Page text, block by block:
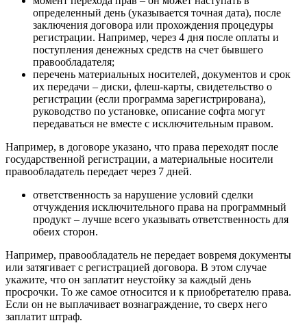
определенный день (указывается точная дата), после
заключения договора или прохождения процедуры
регистрации. Например, через 4 дня после оплаты и
поступления денежных средств на счет бывшего
правообладателя;
перечень материальных носителей, документов и срок
их передачи – диски, флеш-карты, свидетельство о
регистрации (если программа зарегистрирована),
руководство по установке, описание софта могут
передаваться не вместе с исключительным правом.
Например, в договоре указано, что права переходят после
государственной регистрации, а материальные носители
правообладатель передает через 7 дней.
ответственность за нарушение условий сделки
отчуждения исключительного права на программный
продукт – лучше всего указывать ответственность для
обеих сторон.
Например, правообладатель не передает вовремя документы
или затягивает с регистрацией договора. В этом случае
укажите, что он заплатит неустойку за каждый день
просрочки. То же самое относится и к приобретателю права.
Если он не выплачивает вознаграждение, то сверх него
заплатит штраф.